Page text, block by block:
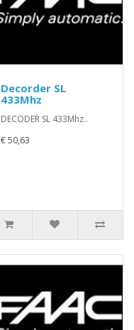
Decorder SL
433Mhz
DECODER SL 433Mhz..
€ 50,63